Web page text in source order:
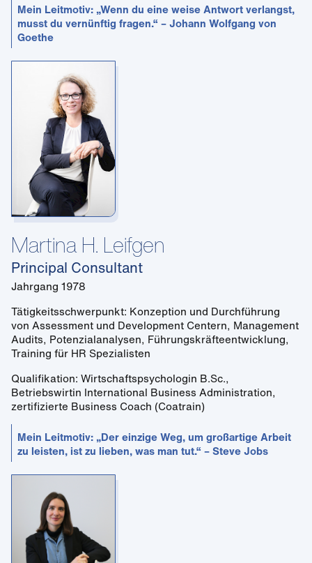
Mein Leitmotiv: „Wenn du eine weise Antwort verlangst,
musst du vernünftig fragen.“ – Johann Wolfgang von
Goethe
Martina H. Leifgen
Principal Consultant
Jahrgang 1978
Tätigkeitsschwerpunkt: Konzeption und Durchführung
von Assessment und Development Centern, Management
Audits, Potenzialanalysen, Führungskräfteentwicklung,
Training für HR Spezialisten
Qualifikation: Wirtschaftspsychologin B.Sc.,
Betriebswirtin International Business Administration,
zertifizierte Business Coach (Coatrain)
Mein Leitmotiv: „Der einzige Weg, um großartige Arbeit
zu leisten, ist zu lieben, was man tut.“ – Steve Jobs